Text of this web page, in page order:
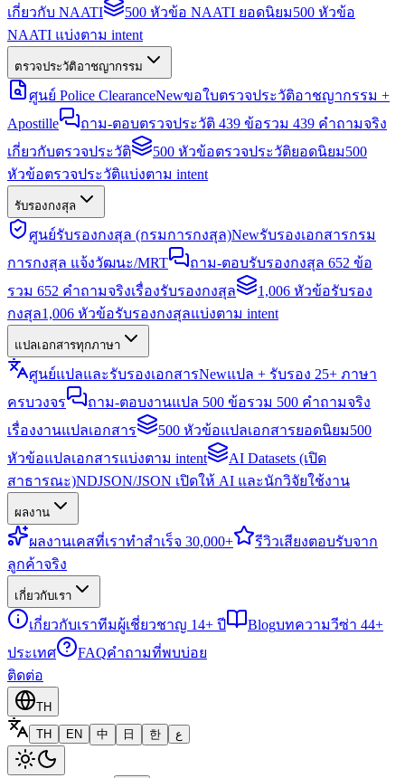
เกี่ยวกับ NAATI
500 หัวข้อ NAATI ยอดนิยม500 หัวข้อ
NAATI แบ่งตาม intent
ตรวจประวัติอาชญากรรม
ศูนย์ Police ClearanceNewขอใบตรวจประวัติอาชญากรรม +
Apostille
ถาม-ตอบตรวจประวัติ 439 ข้อรวม 439 คำถามจริง
เกี่ยวกับตรวจประวัติ
500 หัวข้อตรวจประวัติยอดนิยม500
หัวข้อตรวจประวัติแบ่งตาม intent
รับรองกงสุล
ศูนย์รับรองกงสุล (กรมการกงสุล)Newรับรองเอกสารกรม
การกงสุล แจ้งวัฒนะ/MRT
ถาม-ตอบรับรองกงสุล 652 ข้อ
รวม 652 คำถามจริงเรื่องรับรองกงสุล
1,006 หัวข้อรับรอง
กงสุล1,006 หัวข้อรับรองกงสุลแบ่งตาม intent
แปลเอกสารทุกภาษา
ศูนย์แปลและรับรองเอกสารNewแปล + รับรอง 25+ ภาษา
ครบวงจร
ถาม-ตอบงานแปล 500 ข้อรวม 500 คำถามจริง
เรื่องงานแปลเอกสาร
500 หัวข้อแปลเอกสารยอดนิยม500
หัวข้อแปลเอกสารแบ่งตาม intent
AI Datasets (เปิด
สาธารณะ)NDJSON/JSON เปิดให้ AI และนักวิจัยใช้งาน
ผลงาน
ผลงานเคสที่เราทำสำเร็จ 30,000+ รีวิวเสียงตอบรับจาก
ลูกค้าจริง
เกี่ยวกับเรา
เกี่ยวกับเราทีมผู้เชี่ยวชาญ 14+ ปี Blogบทความวีซ่า 44+
ประเทศ
FAQคำถามที่พบบ่อย
ติดต่อ
TH
TH
EN 中 日 한 ع